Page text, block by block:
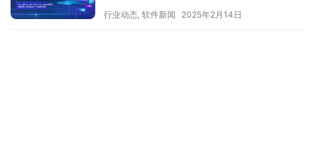
发展
行业动态, 软件新闻 2025年2月14日